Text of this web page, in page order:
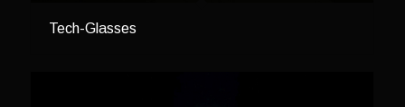
Tech-Glasses